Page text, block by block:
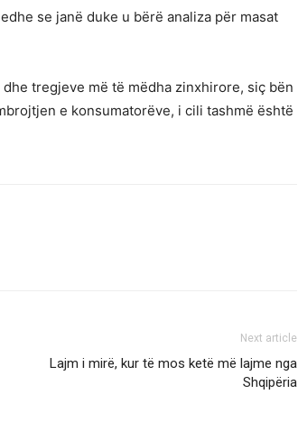
se janë duke u bërë analiza për masat
tregjeve më të mëdha zinxhirore, siç bën
e konsumatorëve, i cili tashmë është
Next article
Lajm i mirë, kur të mos ketë më lajme nga
Shqipëria